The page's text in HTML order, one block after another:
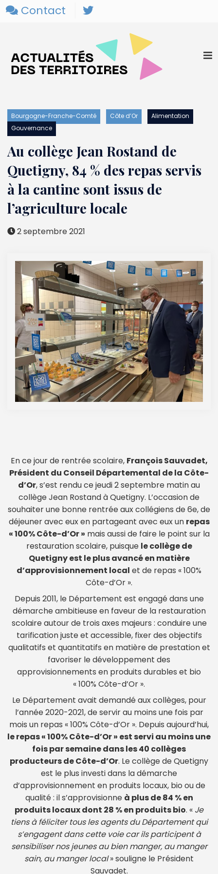
Contact
Bourgogne-Franche-Comté Côte d’Or
Alimentation
Gouvernance
Au collège Jean Rostand de
Quetigny, 84 % des repas servis
à la cantine sont issus de
l’agriculture locale
2 septembre 2021
En ce jour de rentrée scolaire, François Sauvadet,
Président du Conseil Départemental de la Côte-
d’Or, s’est rendu ce jeudi 2 septembre matin au
collège Jean Rostand à Quetigny. L’occasion de
souhaiter une bonne rentrée aux collégiens de 6e, de
déjeuner avec eux en partageant avec eux un repas
« 100% Côte-d’Or » mais aussi de faire le point sur la
restauration scolaire, puisque le collège de
Quetigny est le plus avancé en matière
d’approvisionnement local et de repas « 100%
Côte-d’Or ».
Depuis 2011, le Département est engagé dans une
démarche ambitieuse en faveur de la restauration
scolaire autour de trois axes majeurs : conduire une
tarification juste et accessible, fixer des objectifs
qualitatifs et quantitatifs en matière de prestation et
favoriser le développement des
approvisionnements en produits durables et bio
« 100% Côte-d’Or ».
Le Département avait demandé aux collèges, pour
l’année 2020-2021, de servir au moins une fois par
mois un repas « 100% Côte-d’Or ». Depuis aujourd’hui,
le repas « 100% Côte-d’Or » est servi au moins une
fois par semaine dans les 40 collèges
producteurs de Côte-d’Or. Le collège de Quetigny
est le plus investi dans la démarche
d’approvisionnement en produits locaux, bio ou de
qualité : il s’approvisionne à plus de 84 % en
produits locaux dont 28 % en produits bio. « Je
tiens à féliciter tous les agents du Département qui
s’engagent dans cette voie car ils participent à
sensibiliser nos jeunes au bien manger, au manger
sain, au manger local» souligne le Président
Sauvadet.